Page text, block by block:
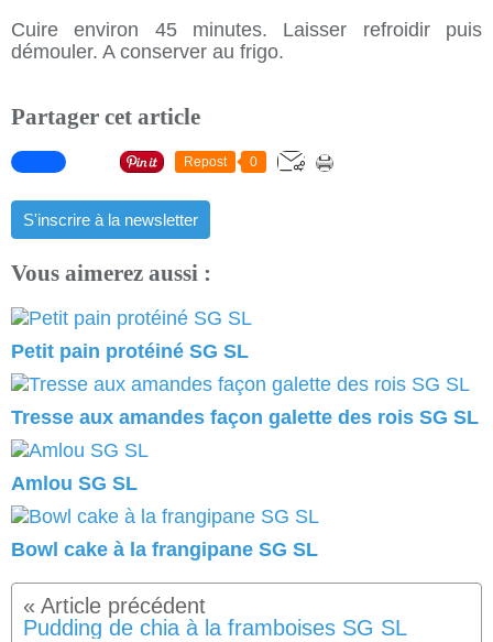
Cuire environ 45 minutes. Laisser refroidir puis
démouler. A conserver au frigo.
Partager cet article
Repost 0
S'inscrire à la newsletter
Vous aimerez aussi :
Petit pain protéiné SG SL
Tresse aux amandes façon galette des rois SG SL
Amlou SG SL
Bowl cake à la frangipane SG SL
Pudding de chia à la framboises SG SL